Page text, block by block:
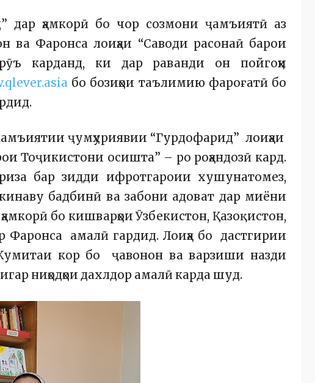
дар ҳамкорӣ бо чор созмони ҷамъиятӣ аз
ва Фаронса лоиҳаи “Саводи расонаӣ барои
карданд, ки дар раванди он пойгоҳи
бо бозиҳои таълимию фароғатӣ бо
ҷумҳуриявии “Гурдофарид” лоиҳаи
Тоҷикистони осишта” – ро роҳандозӣ кард.
бар зидди ифротгароии хушунатомез,
бадбинӣ ва забони адоват дар миёни
бо кишварҳои Ӯзбекистон, Қазоқистон,
Фаронса амалӣ гардид. Лоиҳа бо дастгирии
кор бо ҷавонон ва варзиши назди
ниҳодҳои дахлдор амалӣ карда шуд.